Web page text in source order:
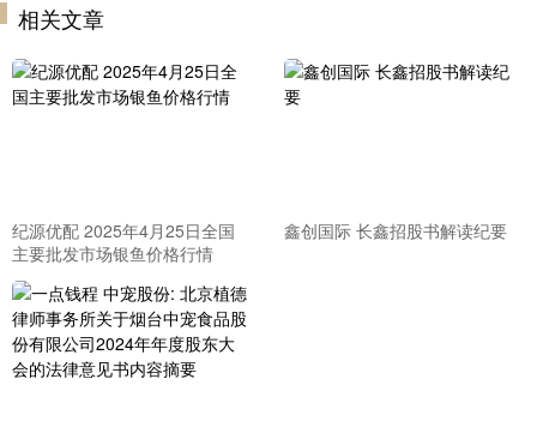
相关文章
纪源优配 2025年4月25日全国
主要批发市场银鱼价格行情
鑫创国际 长鑫招股书解读纪要